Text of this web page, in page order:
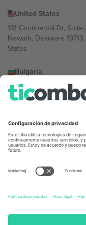
United States
131 Continental Dr, Suite
Newark, Delaware
States
Bulgaria
Regus Sofia City West,
Totleben 53-55, 1606
Mexico
Av Chapultepec 360,
Norte, Cuauhtémoc,
Ciudad de México, CDMX,
Mexico
La entidad jurídica del
información, consulte